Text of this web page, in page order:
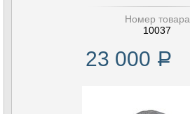
Номер товара
10037
23 000 Р